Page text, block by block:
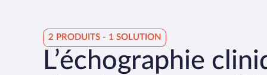
2 PRODUITS - 1 SOLUTION
L’échographie